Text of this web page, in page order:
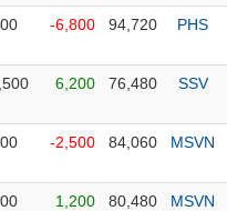
-6,800 94,720 PHS
6,200 76,480 SSV
-2,500 84,060 MSVN
1,200 80,480 MSVN